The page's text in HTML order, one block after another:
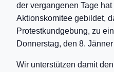
der vergangenen Tage
Aktionskomitee gebildet,
Protestkundgebung, zu
Donnerstag, den 8. Jänner
Wir unterstützen damit